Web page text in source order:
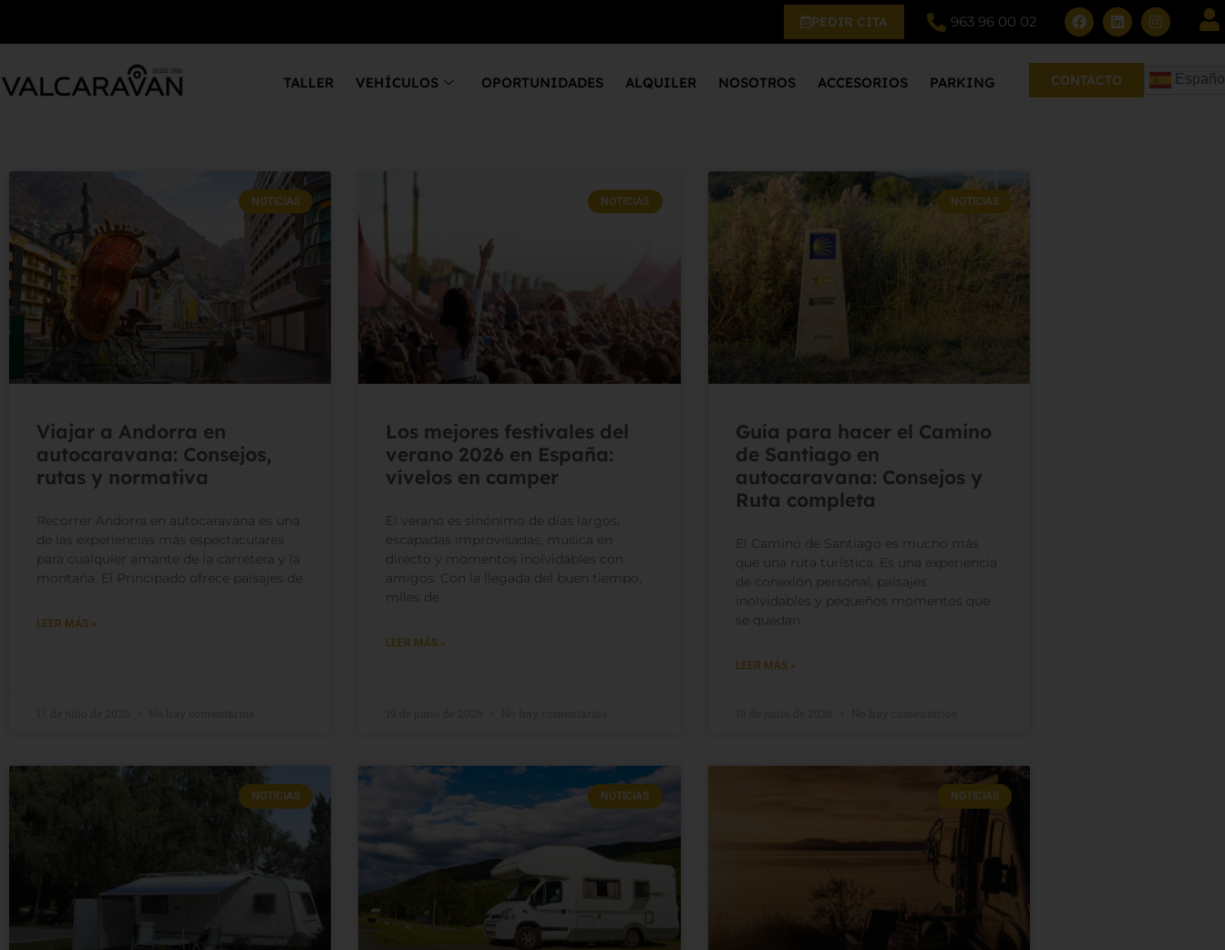
PEDIR CITA 963 96 00 02
TALLER VEHÍCULOS OPORTUNIDADES ALQUILER NOSOTROS ACCESORIOS PARKING CONTACTO
NOTICIAS
Viajar a Andorra en
autocaravana: Consejos,
rutas y normativa
Recorrer Andorra en autocaravana es una
de las experiencias más espectaculares
para cualquier amante de la carretera y la
montaña. El Principado ofrece paisajes de
LEER MÁS »
NOTICIAS
Los mejores festivales del
verano 2026 en España:
vívelos en camper
El verano es sinónimo de días largos,
escapadas improvisadas, música en
directo y momentos inolvidables con
amigos. Con la llegada del buen tiempo,
miles de
LEER MÁS »
NOTICIAS
Guía para hacer el Camino
de Santiago en
autocaravana: Consejos y
Ruta completa
El Camino de Santiago es mucho más
que una ruta turística. Es una experiencia
de conexión personal, paisajes
inolvidables y pequeños momentos que
se quedan
LEER MÁS »
NOTICIAS NOTICIAS NOTICIAS